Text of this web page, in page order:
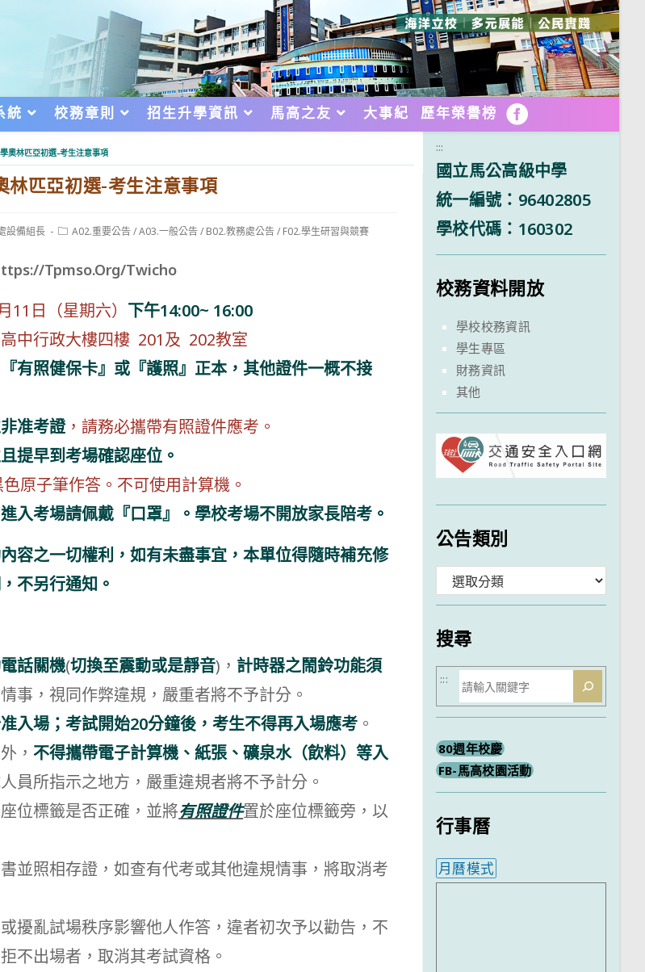
統 校務章則 招生升學資訊 馬高之友 大事紀 歷年榮譽榜 FB
奧林匹亞初選-考生注意事項
匹亞初選-考生注意事項
設備組長
PostA02.重要公告/A03.一般公告/ B02.教務處公告/ F02.學生研習與競賽
Tpmso.Org/Twicho
11日（星期六） 下午14:00~ 16:00
中行政大樓四樓 201及 202教室
有照健保卡』或『護照』正本，其他證件一概不接
准考證，請務必攜帶有照證件應考。
提早到考場確認座位。
原子筆作答。不可使用計算機。
入考場請佩戴『口罩』。學校考場不開放家長陪考。
容之一切權利，如有未盡事宜，本單位得隨時補充修
不另行通知。
話關機(切換至震動或是靜音)， 計時器之鬧鈴功能須
事，視同作弊違規，嚴重者將不予計分。
入場；考試開始20分鐘後，考生不得再入場應考 。
，不得攜帶電子計算機、紙張、礦泉水（飲料）等入
員所指示之地方，嚴重違規者將不予計分。
位標籤是否正確，並將有照證件置於座位標籤旁，以
並照相存證，如查有代考或其他違規情事，將取消考
擾亂試場秩序影響他人作答，違者初次予以勸告，不
不出場者，取消其考試資格。
:::
國立馬公高級中學
統一編號：96402805
學校代碼：160302
校務資料開放
學校校務資訊
學生專區
財務資訊
其他
公告類別
類
搜尋
搜
尋
:::
80週年校慶
FB-馬高校園活動
行事曆
月曆模式